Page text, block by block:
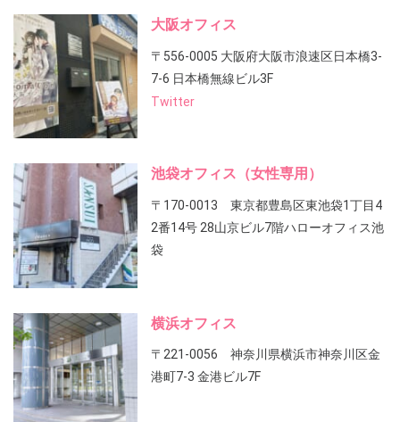
大阪オフィス
〒556-0005 大阪府大阪市浪速区日本橋3-
7-6 日本橋無線ビル3F
Twitter
池袋オフィス（女性専用）
〒170-0013 東京都豊島区東池袋1丁目4
2番14号 28山京ビル7階ハローオフィス池
袋
横浜オフィス
〒221-0056 神奈川県横浜市神奈川区金
港町7-3 金港ビル7F